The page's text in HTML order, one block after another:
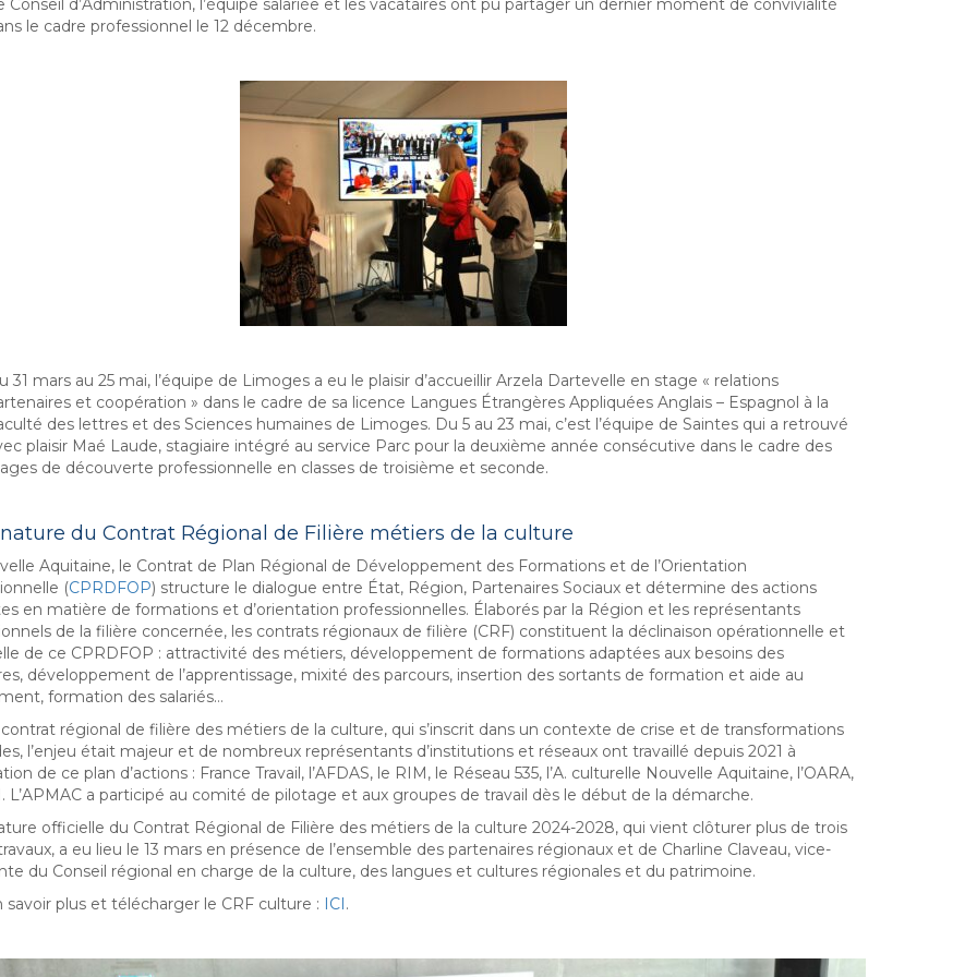
Conseil d’Administration, l’équipe salariée et les vacataires ont pu partager un dernier moment de convivialité
le cadre professionnel le 12 décembre.
31 mars au 25 mai, l’équipe de Limoges a eu le plaisir d’accueillir Arzela Dartevelle en stage « relations
et coopération » dans le cadre de sa licence Langues Étrangères Appliquées Anglais – Espagnol à la
des lettres et des Sciences humaines de Limoges. Du 5 au 23 mai, c’est l’équipe de Saintes qui a retrouvé
plaisir Maé Laude, stagiaire intégré au service Parc pour la deuxième année consécutive dans le cadre des
de découverte professionnelle en classes de troisième et seconde.
du Contrat Régional de Filière métiers de la culture
Aquitaine, le Contrat de Plan Régional de Développement des Formations et de l’Orientation
(CPRDFOP) structure le dialogue entre État, Région, Partenaires Sociaux et détermine des actions
en matière de formations et d’orientation professionnelles. Élaborés par la Région et les représentants
de la filière concernée, les contrats régionaux de filière (CRF) constituent la déclinaison opérationnelle et
de ce CPRDFOP : attractivité des métiers, développement de formations adaptées aux besoins des
développement de l’apprentissage, mixité des parcours, insertion des sortants de formation et aide au
formation des salariés…
régional de filière des métiers de la culture, qui s’inscrit dans un contexte de crise et de transformations
l’enjeu était majeur et de nombreux représentants d’institutions et réseaux ont travaillé depuis 2021 à
de ce plan d’actions : France Travail, l’AFDAS, le RIM, le Réseau 535, l’A. culturelle Nouvelle Aquitaine, l’OARA,
L’APMAC a participé au comité de pilotage et aux groupes de travail dès le début de la démarche.
officielle du Contrat Régional de Filière des métiers de la culture 2024-2028, qui vient clôturer plus de trois
a eu lieu le 13 mars en présence de l’ensemble des partenaires régionaux et de Charline Claveau, vice-
du Conseil régional en charge de la culture, des langues et cultures régionales et du patrimoine.
savoir plus et télécharger le CRF culture :
ICI .